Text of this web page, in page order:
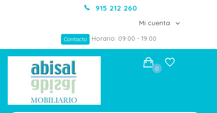
915 212 260
Mi cuenta
Contacto Horario: 09:00 - 19:00
0